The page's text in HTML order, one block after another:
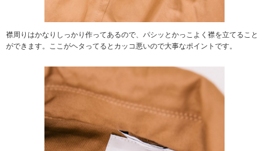
襟周りはかなりしっかり作ってあるので、パシッとかっこよく襟を立てること
ができます。ここがヘタってるとカッコ悪いので大事なポイントです。